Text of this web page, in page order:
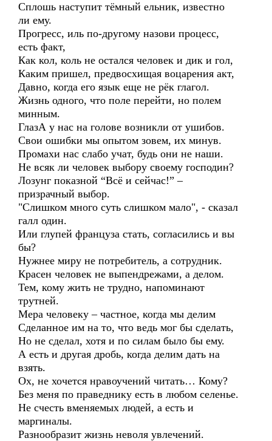
Сплошь наступит тёмный ельник, известно
ли ему.
Прогресс, иль по-другому назови процесс,
есть факт,
Как кол, коль не остался человек и дик и гол,
Каким пришел, предвосхищая воцарения акт,
Давно, когда его язык еще не рёк глагол.
Жизнь одного, что поле перейти, но полем
минным.
ГлазА у нас на голове возникли от ушибов.
Свои ошибки мы опытом зовем, их минув.
Промахи нас слабо учат, будь они не наши.
Не всяк ли человек выбору своему господин?
Лозунг показной “Всё и сейчас!” –
призрачный выбор.
"Слишком много суть слишком мало", - сказал
галл один.
Или глупей француза стать, согласились и вы
бы?
Нужнее миру не потребитель, а сотрудник.
Красен человек не выпендрежами, а делом.
Тем, кому жить не трудно, напоминают
трутней.
Мера человеку – частное, когда мы делим
Сделанное им на то, что ведь мог бы сделать,
Но не сделал, хотя и по силам было бы ему.
А есть и другая дробь, когда делим дать на
взять.
Ох, не хочется нравоучений читать… Кому?
Без меня по праведнику есть в любом селенье.
Не счесть вменяемых людей, а есть и
маргиналы.
Разнообразит жизнь неволя увлечений.